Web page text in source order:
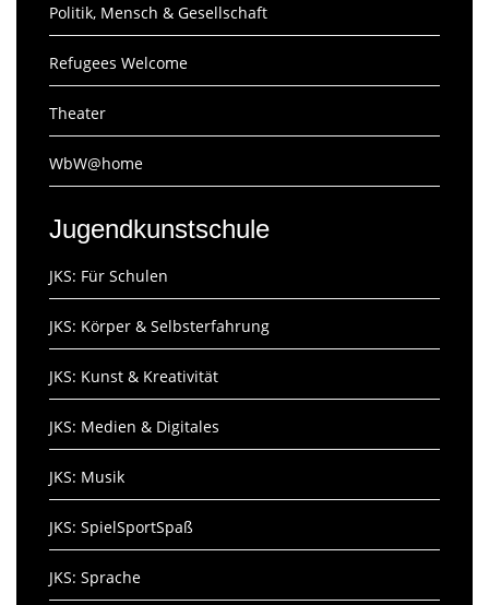
Politik, Mensch & Gesellschaft
Refugees Welcome
Theater
WbW@home
Jugendkunstschule
JKS: Für Schulen
JKS: Körper & Selbsterfahrung
JKS: Kunst & Kreativität
JKS: Medien & Digitales
JKS: Musik
JKS: SpielSportSpaß
JKS: Sprache